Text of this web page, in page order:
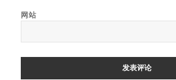
网站